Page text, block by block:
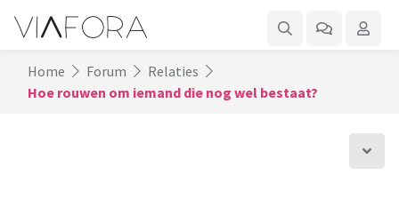
Home Forum
Relaties
Hoe rouwen om iemand die nog wel bestaat?